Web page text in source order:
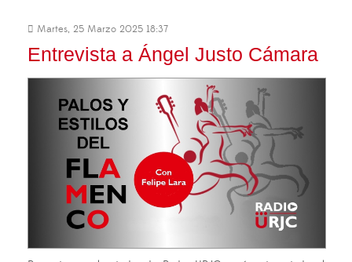
Martes, 25 Marzo 2025 18:37
Entrevista a Ángel Justo Cámara